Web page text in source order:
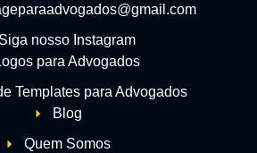
Siga nosso Instagram
para Advogados
Templates para Advogados
Blog
Quem Somos